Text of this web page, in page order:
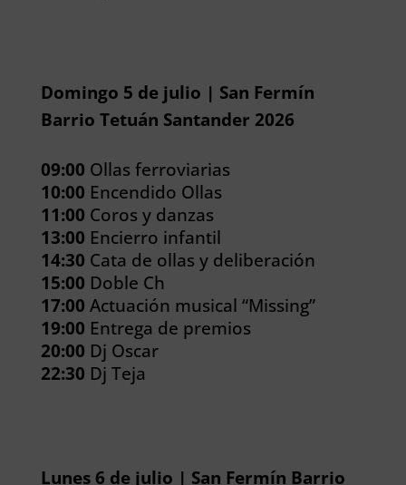
Domingo 5 de julio | San Fermín
Barrio Tetuán Santander 2026
09:00 Ollas ferroviarias
10:00 Encendido Ollas
11:00 Coros y danzas
13:00 Encierro infantil
14:30 Cata de ollas y deliberación
15:00 Doble Ch
17:00 Actuación musical “Missing”
19:00 Entrega de premios
20:00 Dj Oscar
22:30 Dj Teja
Lunes 6 de julio | San Fermín Barrio